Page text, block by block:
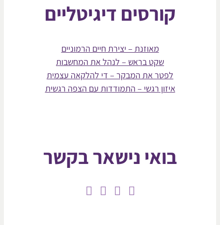
קורסים דיגיטליים
מאוזנת – יצירת חיים הרמוניים
שקט בראש – לנהל את המחשבות
לפטר את המבקר – די להלקאה עצמית
איזון רגשי – התמודדות עם הצפה רגשית
בואי נישאר בקשר